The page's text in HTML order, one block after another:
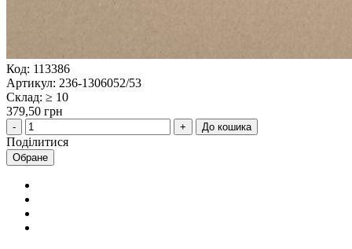
Код: 113386
Артикул: 236-1306052/53
Склад: ≥ 10
379,50 грн
До кошика
Поділитися
Обране